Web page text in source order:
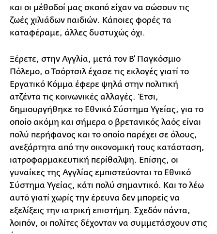
και οι μέθοδοί μας σκοπό είχαν να σώσουν τις
ζωές χιλιάδων παιδιών. Κάποιες φορές τα
καταφέραμε, άλλες δυστυχώς όχι.
Ξέρετε, στην Αγγλία, μετά τον Β' Παγκόσμιο
Πόλεμο, ο Τσόρτσιλ έχασε τις εκλογές γιατί το
Εργατικό Κόμμα έφερε ψηλά στην πολιτική
ατζέντα τις κοινωνικές αλλαγές. Έτσι,
δημιουργήθηκε το Εθνικό Σύστημα Υγείας, για το
οποίο ακόμη και σήμερα ο βρετανικός λαός είναι
πολύ περήφανος και το οποίο παρέχει σε όλους,
ανεξάρτητα από την οικονομική τους κατάσταση,
ιατροφαρμακευτική περίθαλψη. Επίσης, οι
γυναίκες της Αγγλίας εμπιστεύονται το Εθνικό
Σύστημα Υγείας, κάτι πολύ σημαντικό. Και το λέω
αυτό γιατί χωρίς την έρευνα δεν μπορείς να
εξελίξεις την ιατρική επιστήμη. Σχεδόν πάντα,
λοιπόν, οι πολίτες δέχονταν να συμμετάσχουν στις